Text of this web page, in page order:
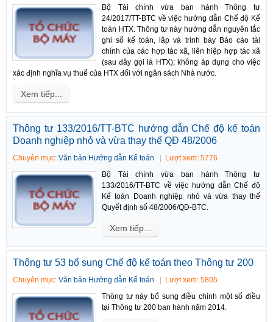
Bộ Tài chính vừa ban hành Thông tư
24/2017/TT-BTC về việc hướng dẫn Chế độ Kế
toán HTX. Thông tư này hướng dẫn nguyên tắc
ghi sổ kế toán, lập và trình bày Báo cáo tài
chính của các hợp tác xã, liên hiệp hợp tác xã
(sau đây gọi là HTX); không áp dụng cho việc
xác định nghĩa vụ thuế của HTX đối với ngân sách Nhà nước.
Xem tiếp...
Thông tư 133/2016/TT-BTC hướng dẫn Chế độ kế toán
Doanh nghiệp nhỏ và vừa thay thế QĐ 48/2006
Chuyên mục: Văn bản Hướng dẫn Kế toán
Lượt xem: 5776
Bộ Tài chính vừa ban hành Thông tư
133/2016/TT-BTC về việc hướng dẫn Chế độ
Kế toán Doanh nghiệp nhỏ và vừa thay thế
Quyết định số 48/2006/QĐ-BTC.
Xem tiếp...
Thông tư 53 bổ sung Chế độ kế toán theo Thông tư 200
Chuyên mục: Văn bản Hướng dẫn Kế toán
Lượt xem: 5805
Thông tư này bổ sung điều chỉnh một số điều
tại Thông tư 200 ban hành năm 2014.